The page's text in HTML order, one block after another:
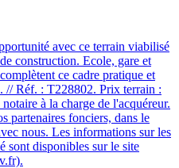
avec ce terrain viabilisé
construction. Ecole, gare et
ce cadre pratique et
// Réf. : T228802. Prix terrain :
à la charge de l'acquéreur.
partenaires fonciers, dans le
nous. Les informations sur les
sont disponibles sur le site